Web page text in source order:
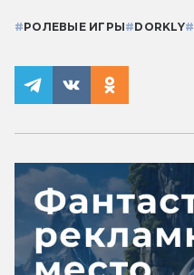
#РОЛЕВЫЕ ИГРЫ#DORKLY#